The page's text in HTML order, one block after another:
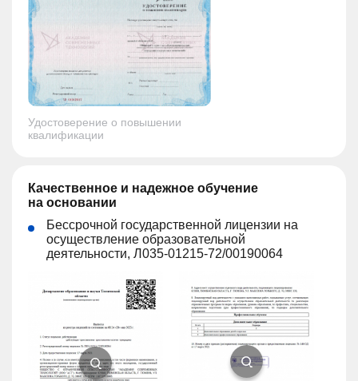
Удостоверение о повышении
квалификации
Качественное и надежное обучение
на основании
Бессрочной государственной лицензии на
осуществление образовательной
деятельности, Л035-01215-72/00190064